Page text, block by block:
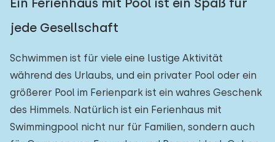
Ein Ferienhaus mit Pool ist ein Spaß für
jede Gesellschaft
Schwimmen ist für viele eine lustige Aktivität
während des Urlaubs, und ein privater Pool oder ein
größerer Pool im Ferienpark ist ein wahres Geschenk
des Himmels. Natürlich ist ein Ferienhaus mit
Swimmingpool nicht nur für Familien, sondern auch